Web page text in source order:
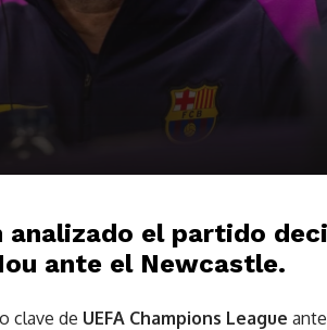
analizado el partido
ante el Newcastle.
clave de UEFA Champions League